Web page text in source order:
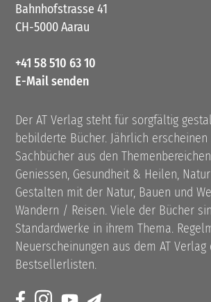
Bahnhofstrasse 41
CH-5000 Aarau
+41 58 510 63 10
E-Mail senden
Der AT Verlag steht für sorgfältig
bebilderte Bücher. Jährlich
Sachbücher aus den
Geniessen, Gesundheit & Heilen,
Gestalten mit der Natur, Bauen und
Wandern / Reisen. Viele der Bücher
Standardwerke in ihrem Thema.
Neuerscheinungen aus dem AT Verlag
Bestsellerlisten.